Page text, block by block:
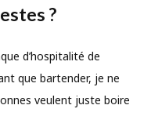
?
d’hospitalité de
que bartender, je ne
veulent juste boire